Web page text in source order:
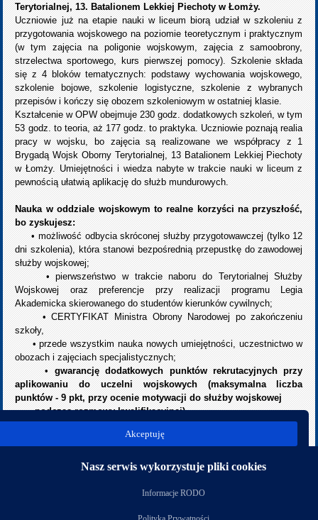
Terytorialnej, 13. Batalionem Lekkiej Piechoty w Łomży.
Uczniowie już na etapie nauki w liceum biorą udział w szkoleniu z
przygotowania wojskowego na poziomie teoretycznym i praktycznym
(w tym zajęcia na poligonie wojskowym, zajęcia z samoobrony,
strzelectwa sportowego, kurs pierwszej pomocy). Szkolenie składa
się z 4 bloków tematycznych: podstawy wychowania wojskowego,
szkolenie bojowe, szkolenie logistyczne, szkolenie z wybranych
przepisów i kończy się obozem szkoleniowym w ostatniej klasie.
Kształcenie w OPW obejmuje 230 godz. dodatkowych szkoleń, w tym
53 godz. to teoria, aż 177 godz. to praktyka. Uczniowie poznają realia
pracy w wojsku, bo zajęcia są realizowane we współpracy z 1
Brygadą Wojsk Oborny Terytorialnej, 13 Batalionem Lekkiej Piechoty
w Łomży. Umiejętności i wiedza nabyte w trakcie nauki w liceum z
pewnością ułatwią aplikację do służb mundurowych.
Nauka w oddziale wojskowym to realne korzyści na przyszłość,
bo zyskujesz:
• możliwość odbycia skróconej służby przygotowawczej (tylko 12
dni szkolenia), która stanowi bezpośrednią przepustkę do zawodowej
służby wojskowej;
• pierwszeństwo w trakcie naboru do Terytorialnej Służby
Wojskowej oraz preferencje przy realizacji programu Legia
Akademicka skierowanego do studentów kierunków cywilnych;
• CERTYFIKAT Ministra Obrony Narodowej po zakończeniu
szkoły,
• przede wszystkim nauka nowych umiejętności, uczestnictwo w
obozach i zajęciach specjalistycznych;
• gwarancję dodatkowych punktów rekrutacyjnych przy
aplikowaniu do uczelni wojskowych (maksymalna liczba
punktów - 9 pkt, przy ocenie motywacji do służby wojskowej
podczas rozmowy kwalifikacyjnej).
Czytaj więcej: Oddział przygotowania wojskowego
Akceptuję
Nasz serwis wykorzystuje pliki cookies
Informacje RODO